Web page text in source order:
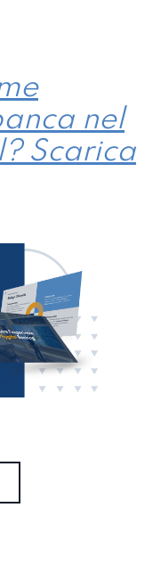
nel
Scarica